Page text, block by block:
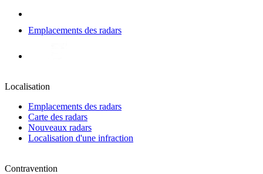
Emplacements des radars
Localisation
Emplacements des radars
Carte des radars
Nouveaux radars
Localisation d'une infraction
Contravention